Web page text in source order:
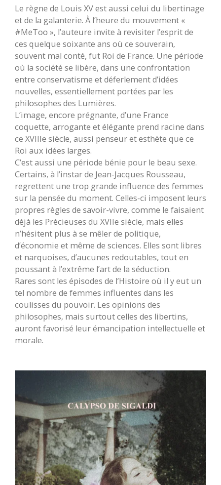
Le règne de Louis XV est aussi celui du libertinage
et de la galanterie. À l’heure du mouvement «
#MeToo », l’auteure invite à revisiter l’esprit de
ces quelque soixante ans où ce souverain,
souvent mal conté, fut Roi de France. Une période
où la société se libère, dans une confrontation
entre conservatisme et déferlement d’idées
nouvelles, essentiellement portées par les
philosophes des Lumières.
L’image, encore prégnante, d’une France
coquette, arrogante et élégante prend racine dans
ce XVIIIe siècle, aussi penseur et esthète que ce
Roi aux idées larges.
C’est aussi une période bénie pour le beau sexe.
Certains, à l’instar de Jean-Jacques Rousseau,
regrettent une trop grande influence des femmes
sur la pensée du moment. Celles-ci imposent leurs
propres règles de savoir-vivre, comme le faisaient
déjà les Précieuses du XVIIe siècle, mais elles
n’hésitent plus à se mêler de politique,
d’économie et même de sciences. Elles sont libres
et narquoises, d’aucunes redoutables, tout en
poussant à l’extrême l’art de la séduction.
Rares sont les épisodes de l’Histoire où il y eut un
tel nombre de femmes influentes dans les
coulisses du pouvoir. Les opinions des
philosophes, mais surtout celles des libertins,
auront favorisé leur émancipation intellectuelle et
morale.